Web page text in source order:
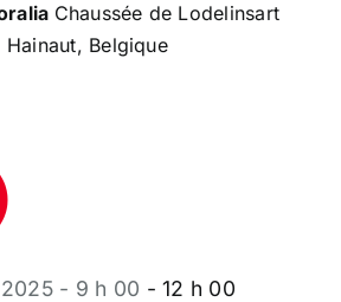
Chaussée de Lodelinsart
Hainaut, Belgique
- 9 h 00 -12 h 00